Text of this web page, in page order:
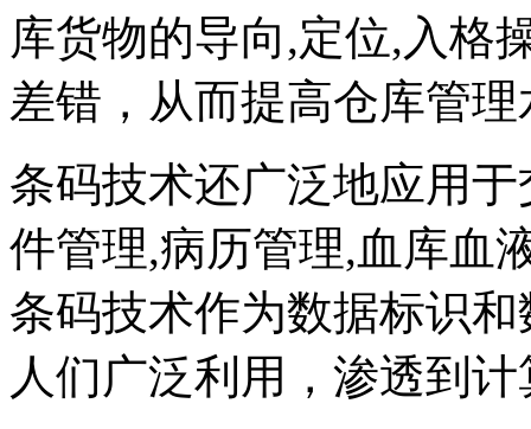
库货物的导向,定位,入格
差错，从而提高仓库管理
条码技术还广泛地应用
件管理,病历管理,血库血
条码技术作为数据标识
人们广泛利用，渗透到